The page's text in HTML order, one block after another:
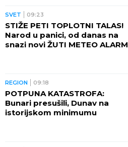
SVET 09:23
STIŽE PETI TOPLOTNI TALAS!
Narod u panici, od danas na
snazi novi ŽUTI METEO ALARM
REGION 09:18
POTPUNA KATASTROFA:
Bunari presušili, Dunav na
istorijskom minimumu